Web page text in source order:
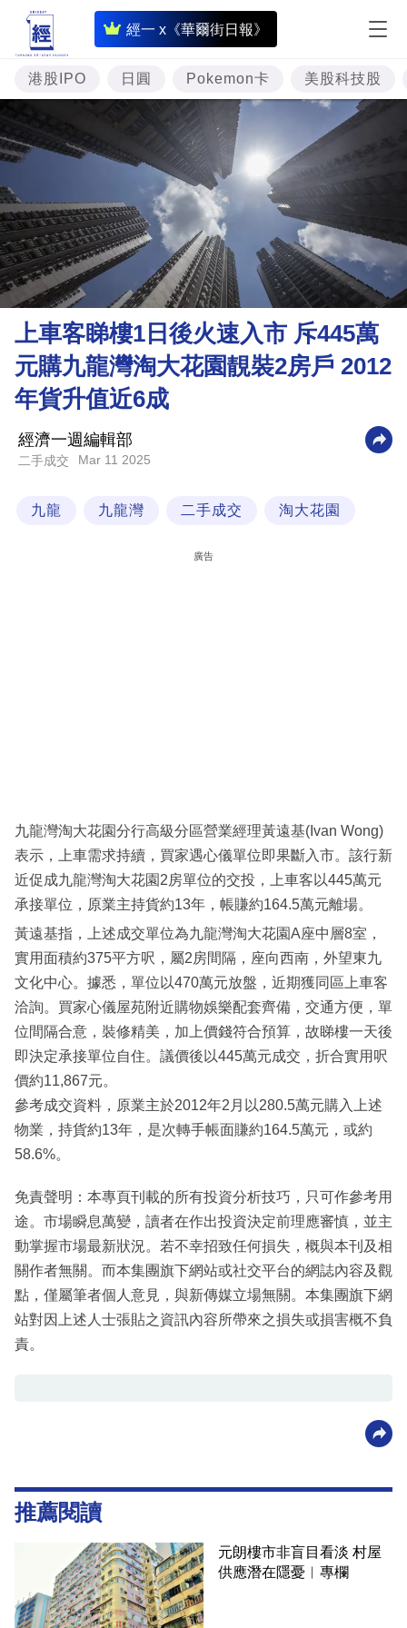
經一 x《華爾街日報》
即
時
財
經
題
資
樓
理
財
商
業
科
技
場
港股IPO 日圓 Pokemon卡 美股科技股
上車客睇樓1日後火速入市 斥445萬
元購九龍灣淘大花園靚裝2房戶 2012
年貨升值近6成
經濟一週編輯部
二手成交 Mar 11 2025
九龍 九龍灣 二手成交 淘大花園
廣告
九龍灣淘大花園分行高級分區營業經理黃遠基(Ivan Wong)
表示，上車需求持續，買家遇心儀單位即果斷入市。該行新
近促成九龍灣淘大花園2房單位的交投，上車客以445萬元
承接單位，原業主持貨約13年，帳賺約164.5萬元離場。
黃遠基指，上述成交單位為九龍灣淘大花園A座中層8室，
實用面積約375平方呎，屬2房間隔，座向西南，外望東九
文化中心。據悉，單位以470萬元放盤，近期獲同區上車客
洽詢。買家心儀屋苑附近購物娛樂配套齊備，交通方便，單
位間隔合意，裝修精美，加上價錢符合預算，故睇樓一天後
即決定承接單位自住。議價後以445萬元成交，折合實用呎
價約11,867元。
參考成交資料，原業主於2012年2月以280.5萬元購入上述
物業，持貨約13年，是次轉手帳面賺約164.5萬元，或約
58.6%。
免責聲明：本專頁刊載的所有投資分析技巧，只可作參考用
途。市場瞬息萬變，讀者在作出投資決定前理應審慎，並主
動掌握市場最新狀況。若不幸招致任何損失，概與本刊及相
關作者無關。而本集團旗下網站或社交平台的網誌內容及觀
點，僅屬筆者個人意見，與新傳媒立場無關。本集團旗下網
站對因上述人士張貼之資訊內容所帶來之損失或損害概不負
責。
推薦閱讀
元朗樓市非盲目看淡 村屋
供應潛在隱憂︳專欄